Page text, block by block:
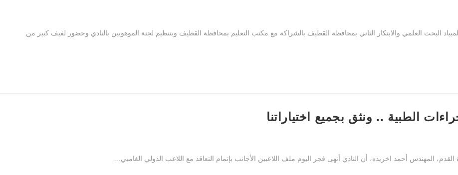
البحث العلمي والابتكار الثاني بمحافظة القطيف بالشراكة مع مكتب التعليم بمحافظة القطيف وبتنظيم لجنة الموهوبين بالنادي وحضور لفيف كبير من
الطبية .. ونثق بجميع اختياراتنا
المهندس أحمد اخريده، أن النادي أنهى فجر اليوم ملف اللاعبين الأجانب بإتمام التعاقد مع اللاعب الدولي الغامبي…